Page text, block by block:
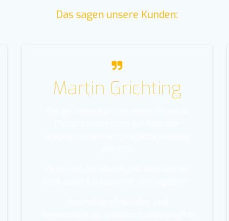
Das sagen unsere Kunden:
Martin Grichting